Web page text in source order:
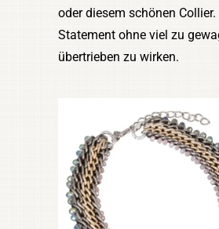
oder diesem schönen Collier.
Statement ohne viel zu
übertrieben zu wirken.